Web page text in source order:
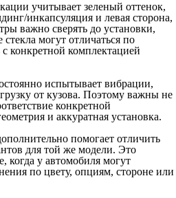
учитывает зеленый оттенок,
инкапсуляция и левая сторона,
важно сверять до установки,
могут отличаться по
конкретной комплектацией
испытывает вибрации,
от кузова. Поэтому важны не
конкретной
и аккуратная установка.
помогает отличить
для той же модели. Это
когда у автомобиля могут
по цвету, опциям, стороне или